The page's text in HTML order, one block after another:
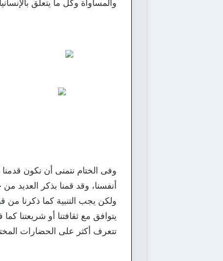
والمساواة وكل ما يتعلق
وفى الختام نتمنى أن نكون
أنفسنا، وقد قمنا بذكر العديد
ولكن يجب التنبية كما ذكرنا من
يتوافق مع ثقافتنا أو شريعتنا
تتعرف أكثر على الحضارات